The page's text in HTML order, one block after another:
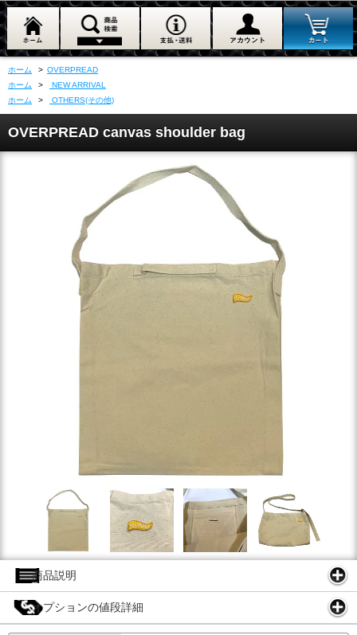
ホーム > OVERPREAD
ホーム
>
NEW ARRIVAL
ホーム
> OTHERS(その他)
OVERPREAD canvas shoulder bag
商品説明
オプションの値段詳細